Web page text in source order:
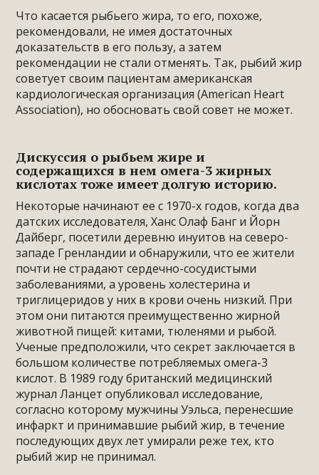
Что касается рыбьего жира, то его, похоже,
рекомендовали, не имея достаточных
доказательств в его пользу, а затем
рекомендации не стали отменять. Так, рыбий жир
советует своим пациентам американская
кардиологическая организация (American Heart
Association), но обосновать свой совет не может.
Дискуссия о рыбьем жире и
содержащихся в нем омега-3 жирных
кислотах тоже имеет долгую историю.
Некоторые начинают ее с 1970-х годов, когда два
датских исследователя, Ханс Олаф Банг и Йорн
Дайберг, посетили деревню инуитов на северо-
западе Гренландии и обнаружили, что ее жители
почти не страдают сердечно-сосудистыми
заболеваниями, а уровень холестерина и
триглицеридов у них в крови очень низкий. При
этом они питаются преимущественно жирной
животной пищей: китами, тюленями и рыбой.
Ученые предположили, что секрет заключается в
большом количестве потребляемых омега-3
кислот. В 1989 году британский медицинский
журнал Ланцет опубликовал исследование,
согласно которому мужчины Уэльса, перенесшие
инфаркт и принимавшие рыбий жир, в течение
последующих двух лет умирали реже тех, кто
рыбий жир не принимал.